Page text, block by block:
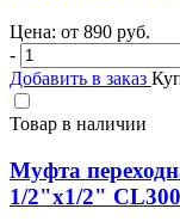
Цена: от 890 руб.
-
Добавить в заказ
Товар в наличии
Муфта
1/2"х1/2"